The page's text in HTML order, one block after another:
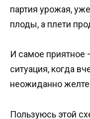
партия урожая,
плоды, а плети
И самое приятное
ситуация, когда
неожиданно
Пользуюсь этой